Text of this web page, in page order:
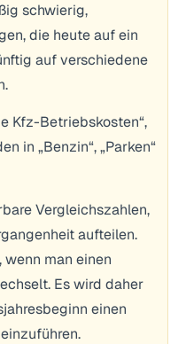
schwierig,
die heute auf ein
auf verschiedene
Kfz-Betriebskosten“,
in „Benzin“, „Parken“
Vergleichszahlen,
aufteilen.
man einen
Es wird daher
einen